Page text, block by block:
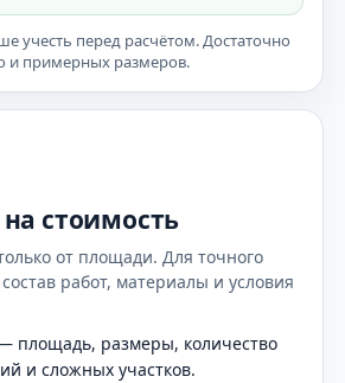
учесть перед расчётом. Достаточно
и примерных размеров.
стоимость
от площади. Для точного
работ, материалы и условия
площадь, размеры, количество
и сложных участков.